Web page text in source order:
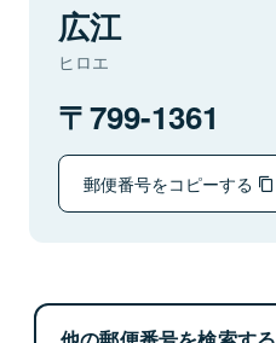
広江
ヒロエ
799-1361
郵便番号をコピーする